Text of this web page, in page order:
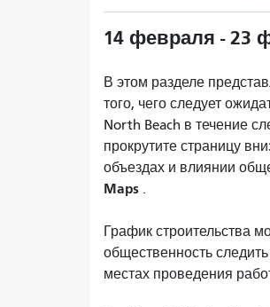
14 февраля - 23
В этом разделе
того, чего следует
North Beach в течение
прокрутите страницу
объездах и влиянии
Maps .
График строительства
общественность
местах проведения